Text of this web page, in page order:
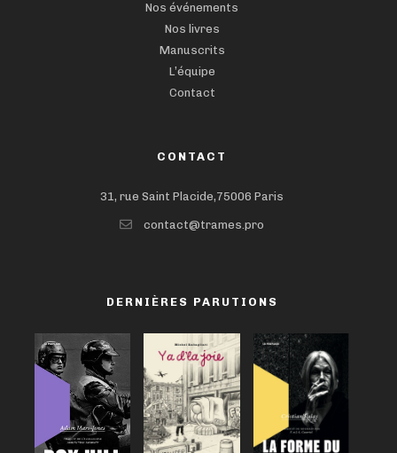
Nos événements
Nos livres
Manuscrits
L’équipe
Contact
CONTACT
31, rue Saint Placide,75006 Paris
contact@trames.pro
DERNIÈRES PARUTIONS